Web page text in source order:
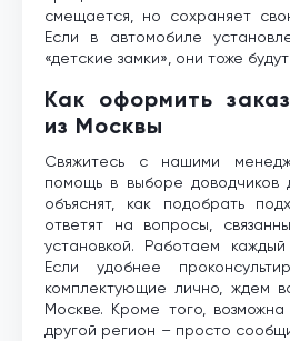
смещается, но сохраняет
Если в автомобиле
«детские замки», они тоже
Как оформить
из Москвы
Свяжитесь с нашими
помощь в выборе доводчиков
объяснят, как подобрать
ответят на вопросы,
установкой. Работаем
Если удобнее
комплектующие лично, ждем
Москве. Кроме того,
другой регион – просто